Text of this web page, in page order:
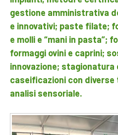
gestione amministrativa
e innovativi; paste filate;
e molli e “mani in pasta”;
formaggi ovini e caprini;
innovazione; stagionatura
caseificazioni con diverse
analisi sensoriale.